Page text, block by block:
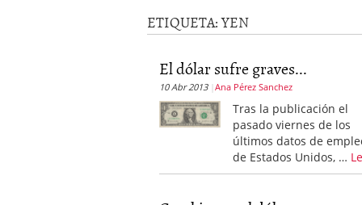
EUR/USD
según
decisiones
de la Fed
y el BCE
26/01/2026
Informe de mercado: el
del dólar 21/01/2026
Qué está moviendo
Contexto del dólar
convierten en foco
ETIQUETA:YEN
El dólar sufre graves...
10 Abr 2013 Ana Pérez Sanchez
Tras la publicación el
pasado viernes de los
últimos datos de
de Estados Unidos, …